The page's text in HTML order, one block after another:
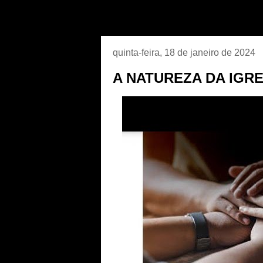
quinta-feira, 18 de janeiro de 2024
A NATUREZA DA